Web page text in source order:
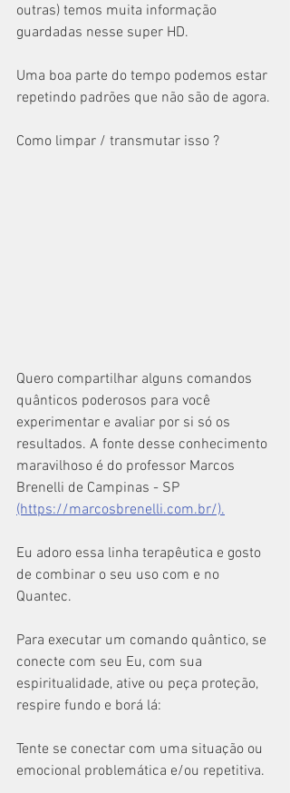
outras) temos muita informação
guardadas nesse super HD.
Uma boa parte do tempo podemos estar
repetindo padrões que não são de agora.
Como limpar / transmutar isso ?
Quero compartilhar alguns comandos
quânticos poderosos para você
experimentar e avaliar por si só os
resultados. A fonte desse conhecimento
maravilhoso é do professor Marcos
Brenelli de Campinas - SP
(https://marcosbrenelli.com.br/).
Eu adoro essa linha terapêutica e gosto
de combinar o seu uso com e no
Quantec.
Para executar um comando quântico, se
conecte com seu Eu, com sua
espiritualidade, ative ou peça proteção,
respire fundo e borá lá:
Tente se conectar com uma situação ou
emocional problemática e/ou repetitiva.